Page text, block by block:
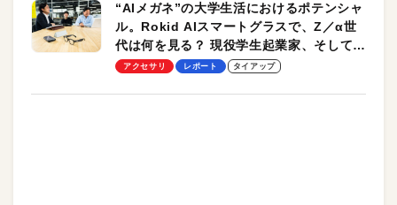
“AIメガネ”の大学生活におけるポテンシャ
ル。Rokid AIスマートグラスで、Z／α世
代は何を見る？ 現役学生起業家、そして教
授による体験会レポート【PR】
アクセサリ レポート タイアップ